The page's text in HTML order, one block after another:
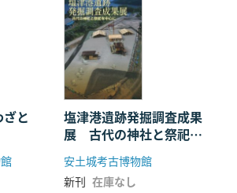
と
塩津港遺跡発掘調査成果
展 古代の神社と祭祀を
中心に
安土城考古博物館
新刊 在庫なし